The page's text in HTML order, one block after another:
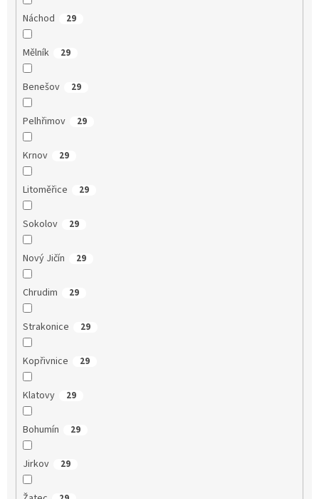
Náchod 29
Mělník 29
Benešov 29
Pelhřimov 29
Krnov 29
Litoměřice 29
Sokolov 29
Nový Jičín 29
Chrudim 29
Strakonice 29
Kopřivnice 29
Klatovy 29
Bohumín 29
Jirkov 29